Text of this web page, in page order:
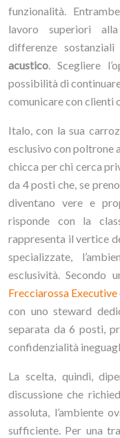
funzionalità.
lavoro superiori
differenze
acustico. Scegliere
possibilità di
comunicare con clienti
Italo, con la sua
esclusivo con poltrone
chicca per chi cerca
da 4 posti che, se
diventano vere e
risponde con la
rappresenta il vertice
specializzate,
esclusività. Secondo
Frecciarossa
con uno steward
separata da 6 posti,
confidenzialità
La scelta, quindi,
discussione che
assoluta, l’ambiente
sufficiente. Per una